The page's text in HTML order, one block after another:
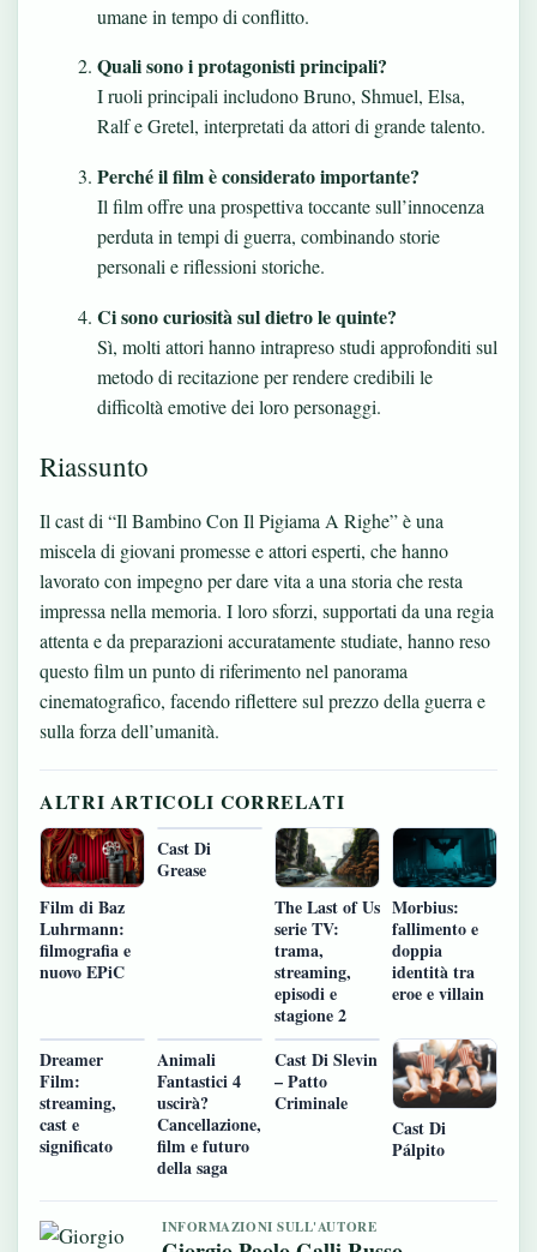
umane in tempo di conflitto.
Quali sono i protagonisti principali?
I ruoli principali includono Bruno, Shmuel, Elsa,
Ralf e Gretel, interpretati da attori di grande talento.
Perché il film è considerato importante?
Il film offre una prospettiva toccante sull’innocenza
perduta in tempi di guerra, combinando storie
personali e riflessioni storiche.
Ci sono curiosità sul dietro le quinte?
Sì, molti attori hanno intrapreso studi approfonditi sul
metodo di recitazione per rendere credibili le
difficoltà emotive dei loro personaggi.
Riassunto
Il cast di “Il Bambino Con Il Pigiama A Righe” è una
miscela di giovani promesse e attori esperti, che hanno
lavorato con impegno per dare vita a una storia che resta
impressa nella memoria. I loro sforzi, supportati da una regia
attenta e da preparazioni accuratamente studiate, hanno reso
questo film un punto di riferimento nel panorama
cinematografico, facendo riflettere sul prezzo della guerra e
sulla forza dell’umanità.
ALTRI ARTICOLI CORRELATI
Film di Baz
Luhrmann:
filmografia e
nuovo EPiC
Cast Di
Grease
The Last of Us
serie TV:
trama,
streaming,
episodi e
stagione 2
Morbius:
fallimento e
doppia
identità tra
eroe e villain
Dreamer
Film:
streaming,
cast e
significato
Animali
Fantastici 4
uscirà?
Cancellazione,
film e futuro
della saga
Cast Di Slevin
– Patto
Criminale
Cast Di
Pálpito
INFORMAZIONI SULL'AUTORE